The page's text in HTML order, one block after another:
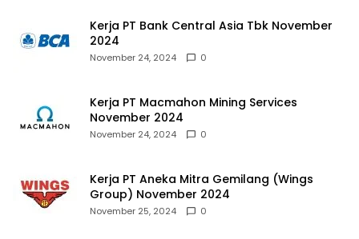
Kerja PT Bank Central Asia Tbk November
2024
November 24, 2024 0
Kerja PT Macmahon Mining Services
November 2024
November 24, 2024 0
Kerja PT Aneka Mitra Gemilang (Wings
Group) November 2024
November 25, 2024 0